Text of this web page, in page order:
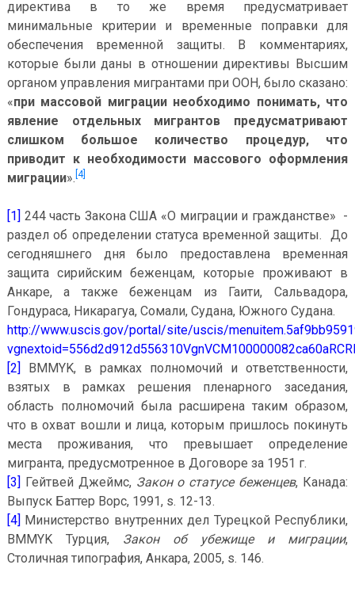
директива в то же время предусматривает
минимальные критерии и временные поправки для
обеспечения временной защиты. В комментариях,
которые были даны в отношении директивы Высшим
органом управления мигрантами при ООН, было сказано:
«при массовой миграции необходимо понимать, что
явление отдельных мигрантов предусматривают
слишком большое количество процедур, что
приводит к необходимости массового оформления
миграции». [4]
[1] 244 часть Закона США «О миграции и гражданстве» -
раздел об определении статуса временной защиты. До
сегодняшнего дня было предоставлена временная
защита сирийским беженцам, которые проживают в
Анкаре, а также беженцам из Гаити, Сальвадора,
Гондураса, Никарагуа, Сомали, Судана, Южного Судана.
http://www.uscis.gov/portal/site/uscis/
[2]
BMMYK, в рамках полномочий и ответственности,
взятых в рамках решения пленарного заседания,
область полномочий была расширена таким образом,
что в охват вошли и лица, которым пришлось покинуть
места проживания, что превышает определение
мигранта, предусмотренное в Договоре за 1951 г.
[3] Гейтвей Джеймс, Закон о статусе беженцев, Канада:
Выпуск Баттер Ворс, 1991, s. 12-13.
[4] Министерство внутренних дел Турецкой Республики,
BMMYK Турция, Закон об убежище и миграции,
Столичная типография, Анкара, 2005, s. 146.